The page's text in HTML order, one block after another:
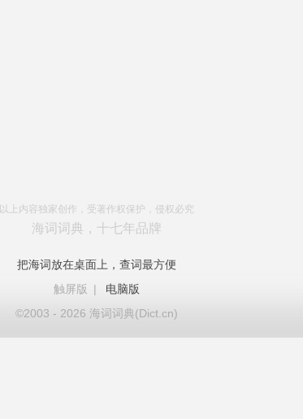
以上内容独家创作，受著作权保护，侵权必究
海词词典，十七年品牌
把海词放在桌面上，查词最方便
触屏版
|
电脑版
©2003 - 2026 海词词典(Dict.cn)